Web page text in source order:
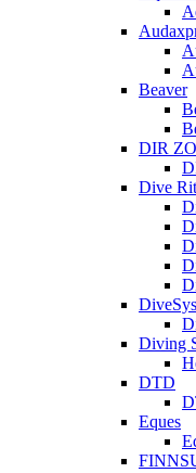
Beaver
DIR
Dive
Diving
DTD
Eques